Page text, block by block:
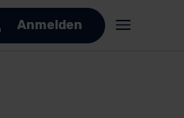
Anmelden